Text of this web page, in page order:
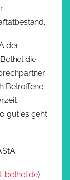
der
die
Betroffene
gut es geht
bethel.de)